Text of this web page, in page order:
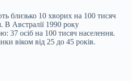
10 хворих на 100 тисяч
В Австралії 1990 року
37 осіб на 100 тисяч населення.
віком від 25 до 45 років.